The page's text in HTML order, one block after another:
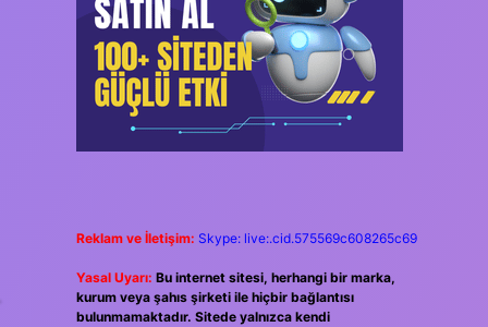
Reklam ve İletişim: Skype: live:.cid.575569c608265c69
Yasal Uyarı: Bu internet sitesi, herhangi bir marka,
kurum veya şahıs şirketi ile hiçbir bağlantısı
bulunmamaktadır. Sitede yalnızca kendi